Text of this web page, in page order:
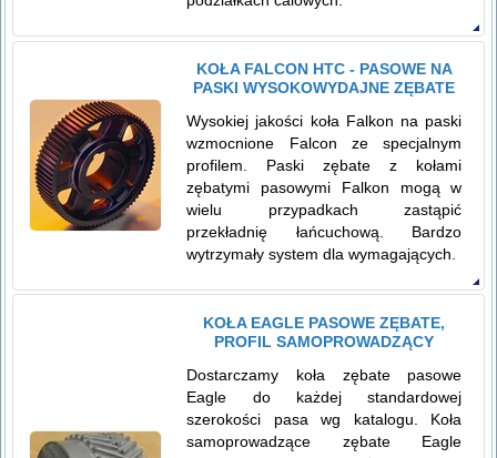
KOŁA FALCON HTC - PASOWE NA
PASKI WYSOKOWYDAJNE ZĘBATE
Wysokiej jakości koła Falkon na paski
wzmocnione Falcon ze specjalnym
profilem. Paski zębate z kołami
zębatymi pasowymi Falkon mogą w
wielu przypadkach zastąpić
przekładnię łańcuchową. Bardzo
wytrzymały system dla wymagających.
KOŁA EAGLE PASOWE ZĘBATE,
PROFIL SAMOPROWADZĄCY
Dostarczamy koła zębate pasowe
Eagle do każdej standardowej
szerokości pasa wg katalogu. Koła
samoprowadzące zębate Eagle